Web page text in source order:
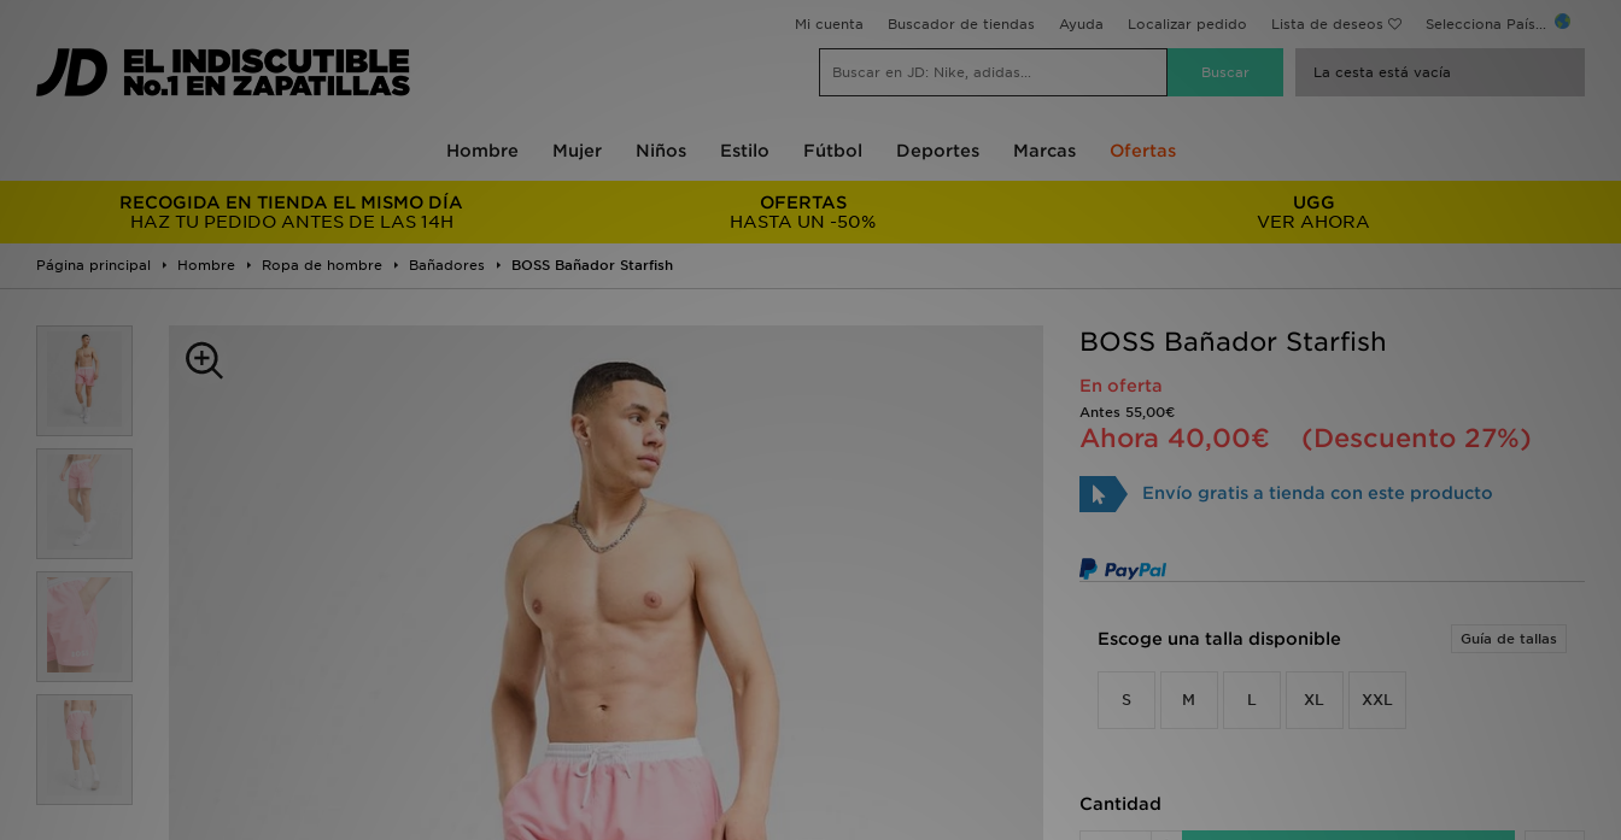
Mi cuenta Buscador de tiendas Ayuda Localizar pedido Lista de deseos Selecciona País...
La cesta está vacía
Hombre Mujer Niños Estilo Fútbol Deportes Marcas Ofertas
RECOGIDA EN TIENDA EL MISMO DÍA
HAZ TU PEDIDO ANTES DE LAS 14H
OFERTAS
HASTA UN -50%
UGG
VER AHORA
Página principal Hombre Ropa de hombre Bañadores BOSS Bañador Starfish
BOSS Bañador Starfish
En oferta
Antes 55,00€
Ahora 40,00€ (Descuento 27%)
Envío gratis a tienda con este producto
Escoge una talla disponible Guía de tallas
S M L XL XXL
Cantidad